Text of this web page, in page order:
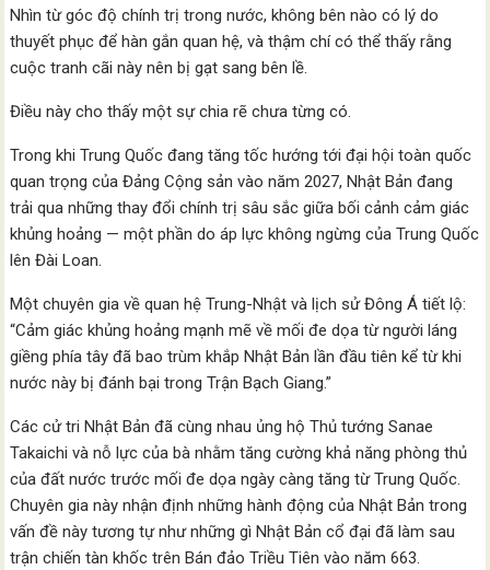
Nhìn từ góc độ chính trị trong nước, không bên nào có lý do
thuyết phục để hàn gắn quan hệ, và thậm chí có thể thấy rằng
cuộc tranh cãi này nên bị gạt sang bên lề.
Điều này cho thấy một sự chia rẽ chưa từng có.
Trong khi Trung Quốc đang tăng tốc hướng tới đại hội toàn quốc
quan trọng của Đảng Cộng sản vào năm 2027, Nhật Bản đang
trải qua những thay đổi chính trị sâu sắc giữa bối cảnh cảm giác
khủng hoảng — một phần do áp lực không ngừng của Trung Quốc
lên Đài Loan.
Một chuyên gia về quan hệ Trung-Nhật và lịch sử Đông Á tiết lộ:
“Cảm giác khủng hoảng mạnh mẽ về mối đe dọa từ người láng
giềng phía tây đã bao trùm khắp Nhật Bản lần đầu tiên kể từ khi
nước này bị đánh bại trong Trận Bạch Giang.”
Các cử tri Nhật Bản đã cùng nhau ủng hộ Thủ tướng Sanae
Takaichi và nỗ lực của bà nhằm tăng cường khả năng phòng thủ
của đất nước trước mối đe dọa ngày càng tăng từ Trung Quốc.
Chuyên gia này nhận định những hành động của Nhật Bản trong
vấn đề này tương tự như những gì Nhật Bản cổ đại đã làm sau
trận chiến tàn khốc trên Bán đảo Triều Tiên vào năm 663.